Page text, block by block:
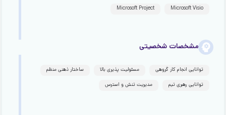
Microsoft Visio
Microsoft Project
مشخصات شخصیتی
توانایی انجام کار گروهی مسئولیت پذیری بالا
ساختار ذهنی منظم
توانایی رهبری تیم
مدیریت تنش‌ و استرس